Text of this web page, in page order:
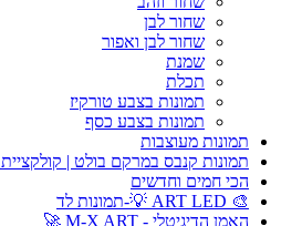
שחור לבן
שחור לבן ואפור
שמנת
תכלת
תמונות בצבע טורקיז
תמונות בצבע כסף
תמונות מעוצבות
תמונות קנבס במרקם בולט | קולקציית Art Touch
הכי חמים וחדשים
🎨 ART LED 💡-תמונות לד
האמן הדיגיטלי - M-X ART 🚀